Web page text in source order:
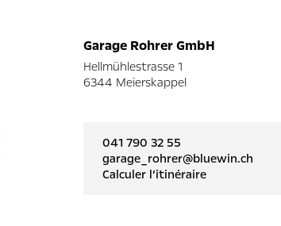
Garage Rohrer GmbH
Hellmühlestrasse 1
6344 Meierskappel
041 790 32 55
garage_rohrer@bluewin.ch
Calculer l’itinéraire